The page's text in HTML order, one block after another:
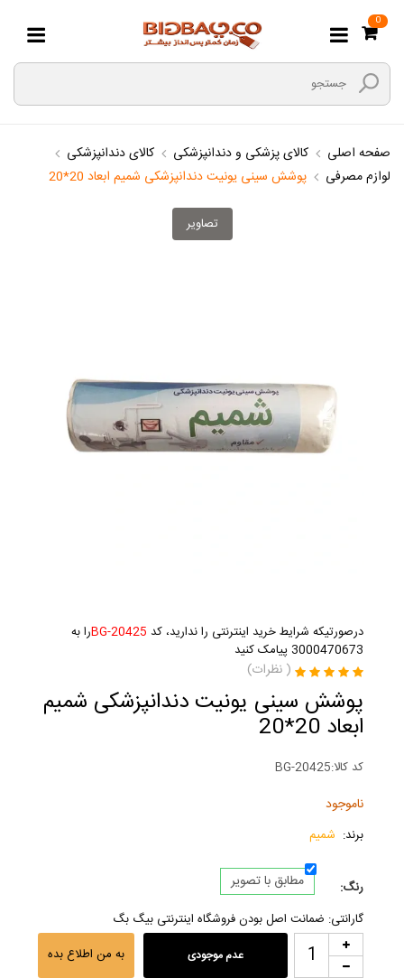
0
صفحه اصلی کالای پزشکی و دندانپزشکی
کالای دندانپزشکی
لوازم مصرفی
پوشش سینی یونیت دندانپزشکی شمیم ابعاد 20*20
تصاویر
درصورتیکه شرایط خرید اینترنتی را ندارید، کد BG-20425را به
3000470673 پیامک کنید
( نظرات)
پوشش سینی یونیت دندانپزشکی شمیم
ابعاد 20*20
کد کالا:BG-20425
ناموجود
برند: شمیم
رنگ: مطابق با تصویر
گارانتی: ضمانت اصل بودن فروشگاه اینترنتی بیگ بگ
عدم موجودی به من اطلاع بده